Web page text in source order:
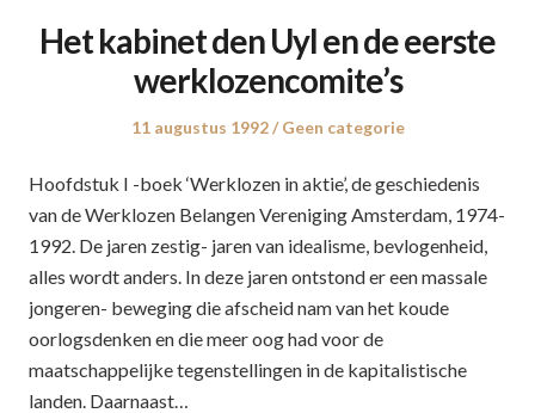
Het kabinet den Uyl en de eerste
werklozencomite’s
Posted
11 augustus 1992
Posted
Geen categorie
Hoofdstuk I -boek ‘Werklozen in aktie’, de geschiedenis
van de Werklozen Belangen Vereniging Amsterdam, 1974-
1992. De jaren zestig- jaren van idealisme, bevlogenheid,
alles wordt anders. In deze jaren ontstond er een massale
jongeren- beweging die afscheid nam van het koude
oorlogsdenken en die meer oog had voor de
maatschappelijke tegenstellingen in de kapitalistische
landen. Daarnaast…